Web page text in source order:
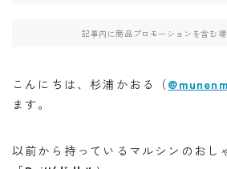
記事内に商品プロモーションを含む
こんにちは、杉浦かおる（
ます。
以前から持っているマルシンのおし